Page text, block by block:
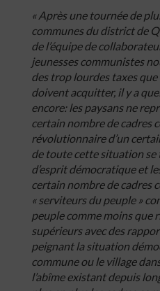
«Après une tournéede
communesdudistrictde
de l’équipede
jeunessescommunistes
des trop lourdes taxesque
doiventacquitter, ilya
encore: lespaysansne
certain nombredecadres
révolutionnaired’un
de toutecettesituation se
d’espritdémocratiqueet
certain nombredecadres
«serviteursdupeuple»
peuplecommemoinsque
supérieursavecdes
peignant lasituation
communeou le village
l’abîmeexistantdepuis